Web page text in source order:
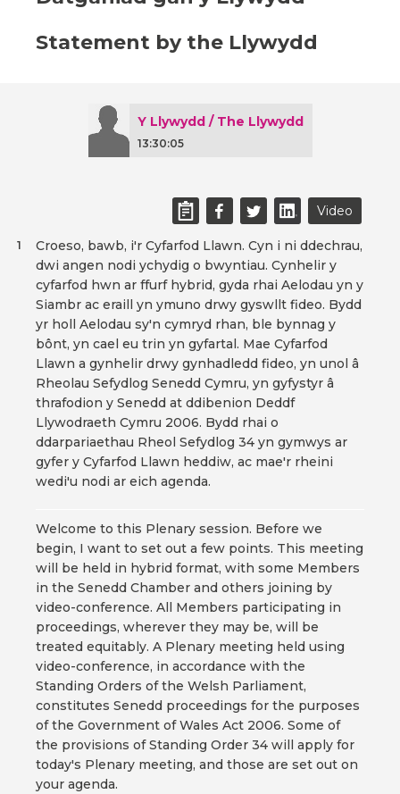
Statement by the Llywydd
Y Llywydd / The Llywydd
13:30:05
Video
Croeso, bawb, i'r Cyfarfod Llawn. Cyn i ni ddechrau,
dwi angen nodi ychydig o bwyntiau. Cynhelir y
cyfarfod hwn ar ffurf hybrid, gyda rhai Aelodau yn y
Siambr ac eraill yn ymuno drwy gyswllt fideo. Bydd
yr holl Aelodau sy'n cymryd rhan, ble bynnag y
bônt, yn cael eu trin yn gyfartal. Mae Cyfarfod
Llawn a gynhelir drwy gynhadledd fideo, yn unol â
Rheolau Sefydlog Senedd Cymru, yn gyfystyr â
thrafodion y Senedd at ddibenion Deddf
Llywodraeth Cymru 2006. Bydd rhai o
ddarpariaethau Rheol Sefydlog 34 yn gymwys ar
gyfer y Cyfarfod Llawn heddiw, ac mae'r rheini
wedi'u nodi ar eich agenda.
1
Welcome to this Plenary session. Before we
begin, I want to set out a few points. This meeting
will be held in hybrid format, with some Members
in the Senedd Chamber and others joining by
video-conference. All Members participating in
proceedings, wherever they may be, will be
treated equitably. A Plenary meeting held using
video-conference, in accordance with the
Standing Orders of the Welsh Parliament,
constitutes Senedd proceedings for the purposes
of the Government of Wales Act 2006. Some of
the provisions of Standing Order 34 will apply for
today's Plenary meeting, and those are set out on
your agenda.